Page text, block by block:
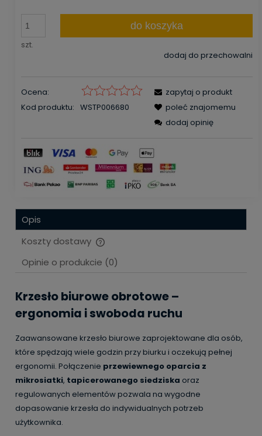
szt.
do koszyka
dodaj do przechowalni
Ocena:
Kod produktu: WSTP006680
zapytaj o produkt
poleć znajomemu
dodaj opinię
Opis
Koszty dostawy
Cena nie zawiera ewentualnych kosztów płatności
Opinie o produkcie (0)
Krzesło biurowe obrotowe –
ergonomia i swoboda ruchu
Zaawansowane krzesło biurowe zaprojektowane dla osób,
które spędzają wiele godzin przy biurku i oczekują pełnej
ergonomii. Połączenie przewiewnego oparcia z
mikrosiatki, tapicerowanego siedziska oraz
regulowanych elementów pozwala na wygodne
dopasowanie krzesła do indywidualnych potrzeb
użytkownika.